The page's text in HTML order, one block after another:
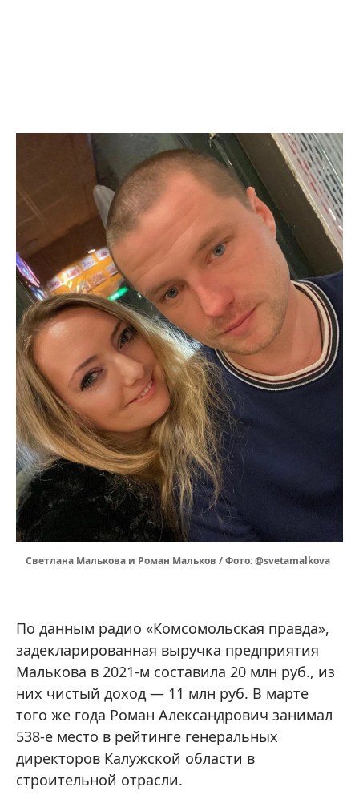
Светлана Малькова и Роман Мальков / Фото: @svetamalkova
По данным радио «Комсомольская правда»,
задекларированная выручка предприятия
Малькова в 2021-м составила 20 млн руб., из
них чистый доход — 11 млн руб. В марте
того же года Роман Александрович занимал
538-е место в рейтинге генеральных
директоров Калужской области в
строительной отрасли.